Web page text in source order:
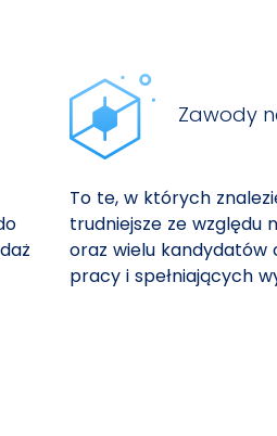
Zawody
To te, w których
trudniejsze ze względu
oraz wielu
pracy i spełniających